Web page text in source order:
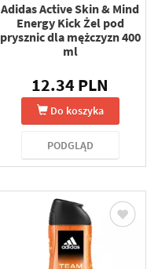
Adidas Active Skin & Mind
Energy Kick Żel pod
prysznic dla mężczyzn 400
ml
12.34 PLN
Do koszyka
PODGLĄD